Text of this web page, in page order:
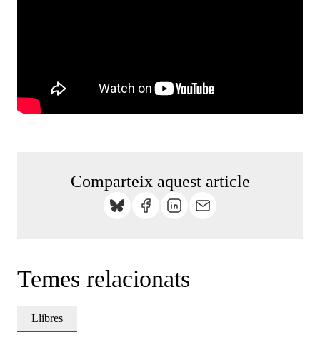
Comparteix aquest article
Temes relacionats
Llibres